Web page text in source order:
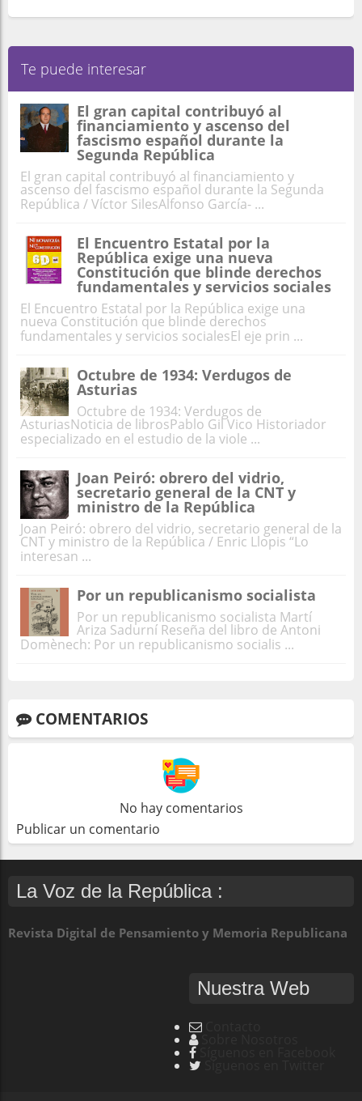
Te puede interesar
El gran capital contribuyó al
financiamiento y ascenso del
fascismo español durante la
Segunda República
El gran capital contribuyó al financiamiento y
ascenso del fascismo español durante la Segunda
República / Víctor SilesAlfonso García- ...
El Encuentro Estatal por la
República exige una nueva
Constitución que blinde derechos
fundamentales y servicios sociales
El Encuentro Estatal por la República exige una
nueva Constitución que blinde derechos
fundamentales y servicios socialesEl eje prin ...
Octubre de 1934: Verdugos de
Asturias
Octubre de 1934: Verdugos de
AsturiasNoticia de librosPablo Gil Vico Historiador
especializado en el estudio de la viole ...
Joan Peiró: obrero del vidrio,
secretario general de la CNT y
ministro de la República
Joan Peiró: obrero del vidrio, secretario general de la
CNT y ministro de la República / Enric Llopis “Lo
interesan ...
Por un republicanismo socialista
Por un republicanismo socialista Martí
Ariza Sadurní Reseña del libro de Antoni
Domènech: Por un republicanismo socialis ...
COMENTARIOS
No hay comentarios
Publicar un comentario
La Voz de la República :
Revista Digital de Pensamiento y Memoria Republicana
Nuestra Web